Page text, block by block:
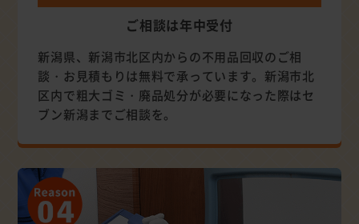
ご相談は年中受付
新潟県、新潟市北区内からの不用品回収のご相
談・お見積もりは無料で承っています。新潟市北
区内で粗大ゴミ・廃品処分が必要になった際はセ
ブン新潟までご相談を。